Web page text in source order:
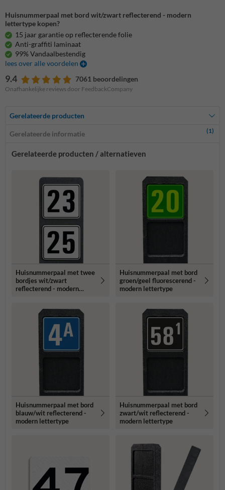
Huisnummerpaal met bord wit/zwart reflecterend - modern
lettertype kopen?
15 jaar garantie op reflecterende folie
Anti-graffiti laminaat
99% Vandaalbestendig
lees over alle voordelen
9.4 7061 beoordelingen
Onafhankelijke reviews door FeedbackCompany
Gerelateerde producten
Gerelateerde informatie (1)
Gerelateerde producten / alternatieven
Huisnummerpaal met twee
bordjes wit/zwart
reflecterend - modern
Huisnummerpaal met bord
groen/geel fluorescerend -
modern lettertype
Huisnummerpaal met bord
blauw/wit reflecterend -
modern lettertype
Huisnummerpaal met bord
zwart/wit reflecterend -
modern lettertype